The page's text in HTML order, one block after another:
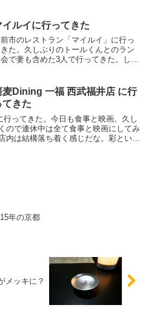
で味に深みが出てくる。肉を含めた
ならではハーモーニー...
イルイに行ってきた
市のレストラン「マイルイ」に行っ
た。久しぶりのトールくんとのラン
で妻も含めた3人で行ってきた。しか
久ってプールのあるところから全然
れてるやん。店内は混...
麦Dining 一福 西武福井店 に行
てきた
ってきた。今日も食事と映画。久し
ので連休中は全て食事と映画にしてみ
内は結構落ち着く感じだな。彩という
年の京都
メッキに？